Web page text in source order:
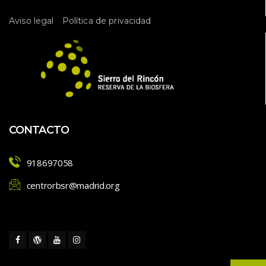
E
Aviso legal Política de privacidad
CONTACTO
918697058
centrorbsr@madrid.org